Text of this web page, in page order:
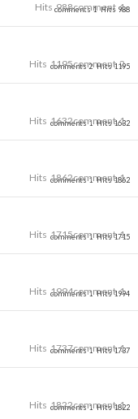
comments 1 Hits 988
Hits 988comment 1
comments 2 Hits 1195
Hits 1195comment 2
comments 1 Hits 1632
Hits 1632comment 1
comments 1 Hits 1862
Hits 1862comment 1
comments 1 Hits 1715
Hits 1715comment 1
comments 1 Hits 1994
Hits 1994comment 1
comments 1 Hits 1737
Hits 1737comment 1
comments 1 Hits 1822
Hits 1822comment 1